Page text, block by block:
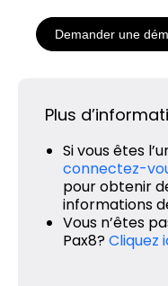
Demander une
Plus
Si vous êtes
connectez-
pour obtenir
informations
Vous n’êtes
Pax8?Cliquez